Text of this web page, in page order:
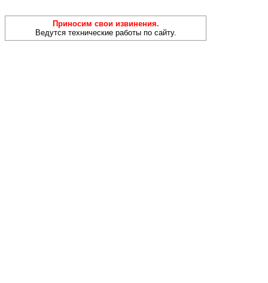
Приносим свои извинения.
Ведутся технические работы по сайту.